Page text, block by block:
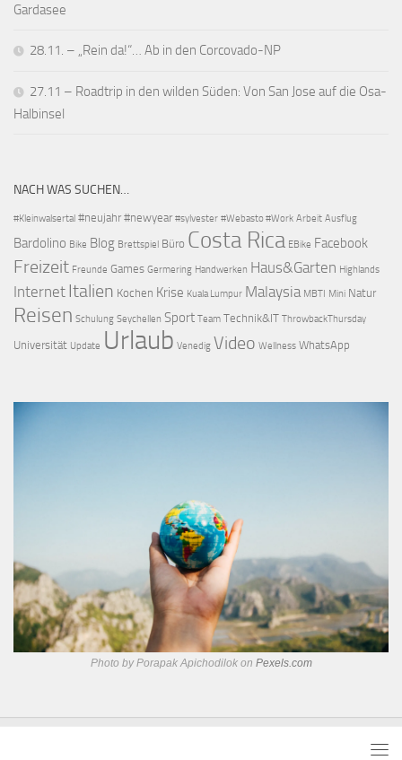
Gardasee
28.11. – „Rein da!“… Ab in den Corcovado-NP
27.11 – Roadtrip in den wilden Süden: Von San Jose auf die Osa-
Halbinsel
NACH WAS SUCHEN…
#Kleinwalsertal #neujahr #newyear #sylvester #Webasto #Work Arbeit Ausflug
Bardolino Bike Blog Brettspiel Büro Costa Rica EBike Facebook
Freizeit Freunde Games Germering Handwerken Haus&Garten Highlands
Internet Italien Kochen Krise Kuala Lumpur Malaysia MBTI Mini Natur
Reisen Schulung Seychellen Sport Team Technik&IT ThrowbackThursday
Universität Update Urlaub Venedig Video Wellness WhatsApp
Photo by Porapak Apichodilok on Pexels.com